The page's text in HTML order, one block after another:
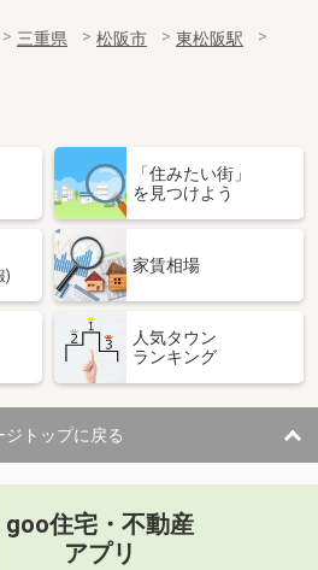
三重県 松阪市
東松阪駅
「住みたい街」
を見つけよう
)
家賃相場
人気タウン
ランキング
ジトップに戻る
goo住宅・不動産
アプリ